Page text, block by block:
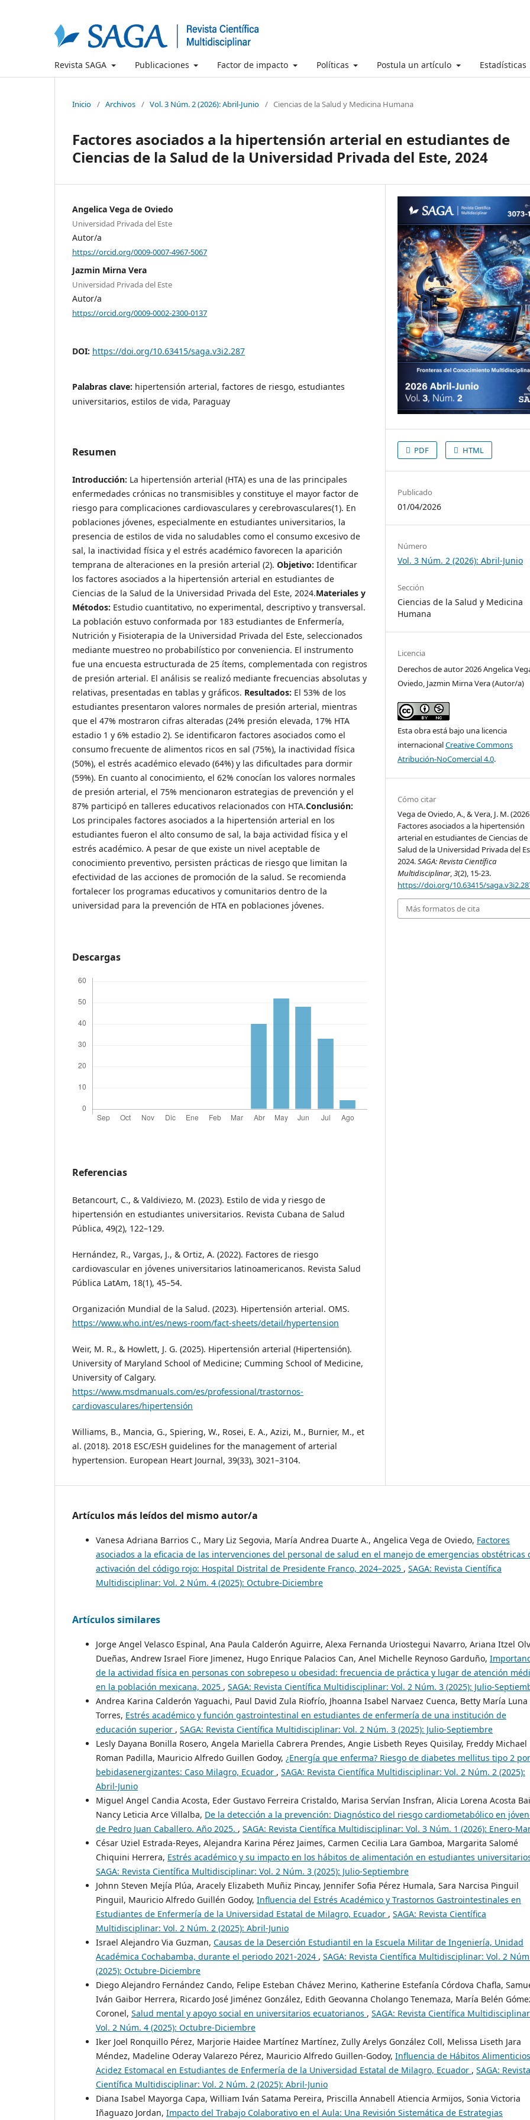
Revista SAGA Publicaciones Factor de impacto Políticas Postula un artículo Estadísticas
Inicio / Archivos / Vol. 3 Núm. 2 (2026): Abril-Junio / Ciencias de la Salud y Medicina Humana
Factores asociados a la hipertensión arterial en estudiantes de
Ciencias de la Salud de la Universidad Privada del Este, 2024
Angelica Vega de Oviedo
Universidad Privada del Este
Autor/a
https://orcid.org/0009-0007-4967-5067
Jazmin Mirna Vera
Universidad Privada del Este
Autor/a
https://orcid.org/0009-0002-2300-0137
DOI: https://doi.org/10.63415/saga.v3i2.287
Palabras clave: hipertensión arterial, factores de riesgo, estudiantes
universitarios, estilos de vida, Paraguay
Resumen
Introducción: La hipertensión arterial (HTA) es una de las principales
enfermedades crónicas no transmisibles y constituye el mayor factor de
riesgo para complicaciones cardiovasculares y cerebrovasculares(1). En
poblaciones jóvenes, especialmente en estudiantes universitarios, la
presencia de estilos de vida no saludables como el consumo excesivo de
sal, la inactividad física y el estrés académico favorecen la aparición
temprana de alteraciones en la presión arterial (2). Objetivo: Identificar
los factores asociados a la hipertensión arterial en estudiantes de
Ciencias de la Salud de la Universidad Privada del Este, 2024.Materiales y
Métodos: Estudio cuantitativo, no experimental, descriptivo y transversal.
La población estuvo conformada por 183 estudiantes de Enfermería,
Nutrición y Fisioterapia de la Universidad Privada del Este, seleccionados
mediante muestreo no probabilístico por conveniencia. El instrumento
fue una encuesta estructurada de 25 ítems, complementada con registros
de presión arterial. El análisis se realizó mediante frecuencias absolutas y
relativas, presentadas en tablas y gráficos. Resultados: El 53% de los
estudiantes presentaron valores normales de presión arterial, mientras
que el 47% mostraron cifras alteradas (24% presión elevada, 17% HTA
estadio 1 y 6% estadio 2). Se identificaron factores asociados como el
consumo frecuente de alimentos ricos en sal (75%), la inactividad física
(50%), el estrés académico elevado (64%) y las dificultades para dormir
(59%). En cuanto al conocimiento, el 62% conocían los valores normales
de presión arterial, el 75% mencionaron estrategias de prevención y el
87% participó en talleres educativos relacionados con HTA.Conclusión:
Los principales factores asociados a la hipertensión arterial en los
estudiantes fueron el alto consumo de sal, la baja actividad física y el
estrés académico. A pesar de que existe un nivel aceptable de
conocimiento preventivo, persisten prácticas de riesgo que limitan la
efectividad de las acciones de promoción de la salud. Se recomienda
fortalecer los programas educativos y comunitarios dentro de la
universidad para la prevención de HTA en poblaciones jóvenes.
Descargas
Referencias
Betancourt, C., & Valdiviezo, M. (2023). Estilo de vida y riesgo de
hipertensión en estudiantes universitarios. Revista Cubana de Salud
Pública, 49(2), 122–129.
Hernández, R., Vargas, J., & Ortiz, A. (2022). Factores de riesgo
cardiovascular en jóvenes universitarios latinoamericanos. Revista Salud
Pública LatAm, 18(1), 45–54.
Organización Mundial de la Salud. (2023). Hipertensión arterial. OMS.
https://www.who.int/es/news-room/fact-sheets/detail/hypertension
Weir, M. R., & Howlett, J. G. (2025). Hipertensión arterial (Hipertensión).
University of Maryland School of Medicine; Cumming School of Medicine,
University of Calgary.
https://www.msdmanuals.com/es/professional/trastornos-
cardiovasculares/hipertensión
Williams, B., Mancia, G., Spiering, W., Rosei, E. A., Azizi, M., Burnier, M., et
al. (2018). 2018 ESC/ESH guidelines for the management of arterial
hypertension. European Heart Journal, 39(33), 3021–3104.
PDF HTML
Publicado
01/04/2026
Número
Vol. 3 Núm. 2 (2026): Abril-Junio
Sección
Ciencias de la Salud y Medicina
Humana
Licencia
Derechos de autor 2026 Angelica
Oviedo, Jazmin Mirna Vera (Autor/a)
Esta obra está bajo una licencia
internacionalCreative Commons
Atribución-NoComercial 4.0.
Cómo citar
Vega de Oviedo, A., & Vera, J. M.
Factores asociados a la hipertensión
arterial en estudiantes de Ciencias de
Salud de la Universidad Privada del
2024.SAGA: Revista Científica
Multidisciplinar,3(2), 15-23.
https://doi.org/10.63415/
Más formatos de cita
Artículos más leídos del mismo autor/a
Vanesa Adriana Barrios C., Mary Liz Segovia, María Andrea Duarte A., Angelica Vega de Oviedo, Factores
asociados a la eficacia de las intervenciones del personal de salud en el manejo de emergencias obstétricas
activación del código rojo: Hospital Distrital de Presidente Franco, 2024–2025 , SAGA: Revista Científica
Multidisciplinar: Vol. 2 Núm. 4 (2025): Octubre-Diciembre
Artículos similares
Jorge Angel Velasco Espinal, Ana Paula Calderón Aguirre, Alexa Fernanda Uriostegui Navarro, Ariana Itzel
Dueñas, Andrew Israel Fiore Jimenez, Hugo Enrique Palacios Can, Anel Michelle Reynoso Garduño,
de la actividad física en personas con sobrepeso u obesidad: frecuencia de práctica y lugar de atención
en la población mexicana, 2025 , SAGA: Revista Científica Multidisciplinar: Vol. 2 Núm. 3 (2025): Julio-
Andrea Karina Calderón Yaguachi, Paul David Zula Riofrío, Jhoanna Isabel Narvaez Cuenca, Betty María Luna
Torres, Estrés académico y función gastrointestinal en estudiantes de enfermería de una institución de
educación superior , SAGA: Revista Científica Multidisciplinar: Vol. 2 Núm. 3 (2025): Julio-Septiembre
Lesly Dayana Bonilla Rosero, Angela Mariella Cabrera Prendes, Angie Lisbeth Reyes Quisilay, Freddy Michael
Roman Padilla, Mauricio Alfredo Guillen Godoy, ¿Energía que enferma? Riesgo de diabetes mellitus tipo 2 por
bebidasenergizantes: Caso Milagro, Ecuador , SAGA: Revista Científica Multidisciplinar: Vol. 2 Núm. 2 (2025):
Abril-Junio
Miguel Angel Candia Acosta, Eder Gustavo Ferreira Cristaldo, Marisa Servían Insfran, Alicia Lorena Acosta
Nancy Leticia Arce Villalba, De la detección a la prevención: Diagnóstico del riesgo cardiometabólico en
de Pedro Juan Caballero. Año 2025. , SAGA: Revista Científica Multidisciplinar: Vol. 3 Núm. 1 (2026): Enero-
César Uziel Estrada-Reyes, Alejandra Karina Pérez Jaimes, Carmen Cecilia Lara Gamboa, Margarita Salomé
Chiquini Herrera, Estrés académico y su impacto en los hábitos de alimentación en estudiantes
SAGA: Revista Científica Multidisciplinar: Vol. 2 Núm. 3 (2025): Julio-Septiembre
Johnn Steven Mejía Plúa, Aracely Elizabeth Muñiz Pincay, Jennifer Sofia Pérez Humala, Sara Narcisa Pinguil
Pinguil, Mauricio Alfredo Guillén Godoy, Influencia del Estrés Académico y Trastornos Gastrointestinales en
Estudiantes de Enfermería de la Universidad Estatal de Milagro, Ecuador , SAGA: Revista Científica
Multidisciplinar: Vol. 2 Núm. 2 (2025): Abril-Junio
Israel Alejandro Via Guzman, Causas de la Deserción Estudiantil en la Escuela Militar de Ingeniería, Unidad
Académica Cochabamba, durante el periodo 2021-2024 , SAGA: Revista Científica Multidisciplinar: Vol. 2
(2025): Octubre-Diciembre
Diego Alejandro Fernández Cando, Felipe Esteban Chávez Merino, Katherine Estefanía Córdova Chafla,
Iván Gaibor Herrera, Ricardo José Jiménez González, Edith Geovanna Cholango Tenemaza, María Belén
Coronel, Salud mental y apoyo social en universitarios ecuatorianos , SAGA: Revista Científica
Vol. 2 Núm. 4 (2025): Octubre-Diciembre
Iker Joel Ronquillo Pérez, Marjorie Haidee Martínez Martínez, Zully Arelys González Coll, Melissa Liseth Jara
Méndez, Madeline Oderay Valarezo Pérez, Mauricio Alfredo Guillen-Godoy, Influencia de Hábitos
Acidez Estomacal en Estudiantes de Enfermería de la Universidad Estatal de Milagro, Ecuador , SAGA: Revista
Científica Multidisciplinar: Vol. 2 Núm. 2 (2025): Abril-Junio
Diana Isabel Mayorga Capa, William Iván Satama Pereira, Priscilla Annabell Atiencia Armijos, Sonia Victoria
Iñaguazo Jordan, Impacto del Trabajo Colaborativo en el Aula: Una Revisión Sistemática de Estrategias